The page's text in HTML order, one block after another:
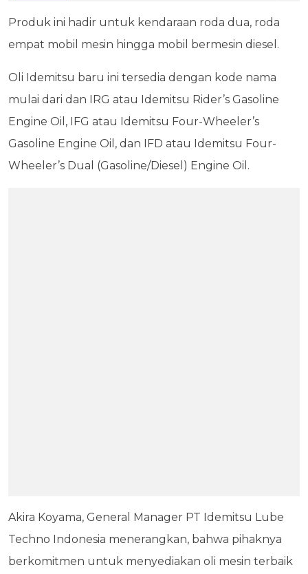
Produk ini hadir untuk kendaraan roda dua, roda
empat mobil mesin hingga mobil bermesin diesel.
Oli Idemitsu baru ini tersedia dengan kode nama
mulai dari dan IRG atau Idemitsu Rider’s Gasoline
Engine Oil, IFG atau Idemitsu Four-Wheeler’s
Gasoline Engine Oil, dan IFD atau Idemitsu Four-
Wheeler’s Dual (Gasoline/Diesel) Engine Oil.
Akira Koyama, General Manager PT Idemitsu Lube
Techno Indonesia menerangkan, bahwa pihaknya
berkomitmen untuk menyediakan oli mesin terbaik